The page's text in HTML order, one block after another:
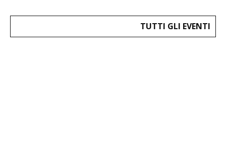
TUTTI GLI EVENTI